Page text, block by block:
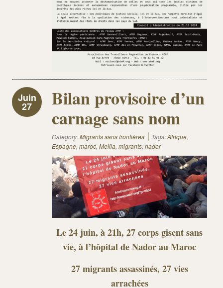
Juin
27
Bilan provisoire d’un
carnage sans nom
Category:Migrants sans frontières Tags:Afrique,
Espagne, maroc, Melila, migrants, nador
Le 24 juin, à 21h, 27 corps gisent sans
vie, à l’hôpital de Nador au Maroc
27 migrants assassinés, 27 vies
arrachées